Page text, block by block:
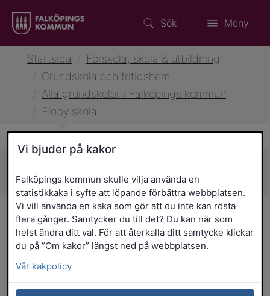
Sök Meny
Startsida
Förskola, skola & utbildning
Grundskola och fritidshem
Alla grundskolor i Falköpings kommun
Floby skola
Floby skola
Flobyskolan omges av gröna ytor och har
nära till idrottshall, fotbollsplaner,
Vi bjuder på kakor
Falköpings kommun skulle vilja använda en
statistikkaka i syfte att löpande förbättra webbplatsen.
Vi vill använda en kaka som gör att du inte kan rösta
flera gånger. Samtycker du till det? Du kan när som
helst ändra ditt val. För att återkalla ditt samtycke klickar
du på ”Om kakor” längst ned på webbplatsen.
Vår kakpolicy